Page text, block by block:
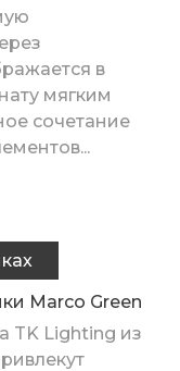
в
мягким
сочетание
Marco Green
TK Lighting из